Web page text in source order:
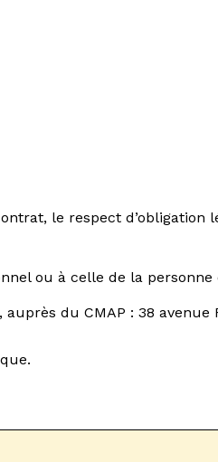
le respect d’obligation
ou à celle de la
du CMAP : 38 avenue